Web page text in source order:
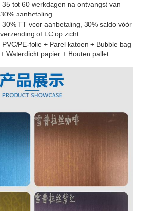
35 tot 60 werkdagen na ontvangst van
30% aanbetaling
30% TT voor aanbetaling, 30% saldo vóór
verzending of LC op zicht
PVC/PE-folie + Parel katoen + Bubble bag
+ Waterdicht papier + Houten pallet